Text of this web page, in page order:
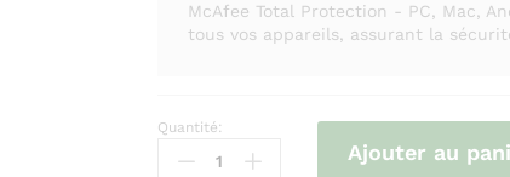
McAfee Total Protection - PC, Mac,
tous vos appareils, assurant la
McAfee
Total
Quantité:
Ajouter au